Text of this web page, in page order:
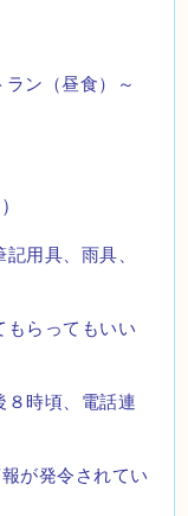
ン（昼食）～
用具、雨具、
らってもいい
８時頃、電話連
が発令されてい